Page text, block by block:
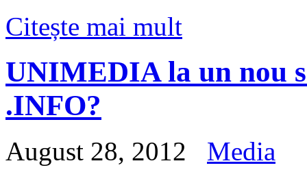
Citește mai mult
UNIMEDIA la un nou
.INFO?
August 28, 2012
Media